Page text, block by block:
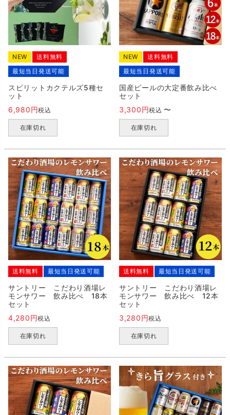
NEW
送料無料
最短当日発送可能
スピリットカクテルズ5種セ
ット
6,980
税込
在庫切れ
NEW
送料無料
最短当日発送可能
国産ビールの大定番飲み比べ
セット
3,300
税込 〜
在庫切れ
送料無料 最短当日発送可能
サントリー こだわり酒場レ
モンサワー 飲み比べ 18本
セット
4,280
税込
在庫切れ
送料無料 最短当日発送可能
サントリー こだわり酒場レ
モンサワー 飲み比べ 12本
セット
3,280
税込
在庫切れ